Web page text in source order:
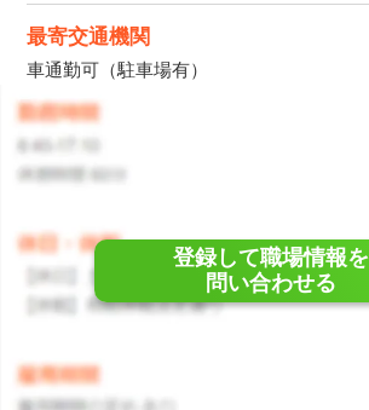
最寄交通機関
車通勤可（駐車場有）
登録して職場情報を
問い合わせる